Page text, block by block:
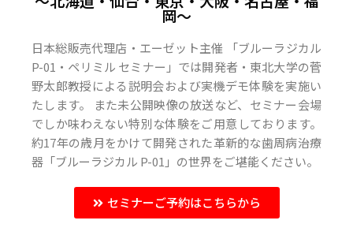
岡〜
日本総販売代理店・エーゼット主催 「ブルーラジカル
P-01・ペリミル セミナー」では開発者・東北大学の菅
野太郎教授による説明会および実機デモ体験を実施い
たします。 また未公開映像の放送など、セミナー会場
でしか味わえない特別な体験をご用意しております。
約17年の歳月をかけて開発された革新的な歯周病治療
器「ブルーラジカル P-01」の世界をご堪能ください。
セミナーご予約はこちらから